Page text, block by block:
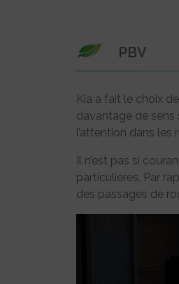
PBV
Kia a fait le choix
davantage de sens
l’attention dans les
Il n’est pas si
particulières. Par
des passages de